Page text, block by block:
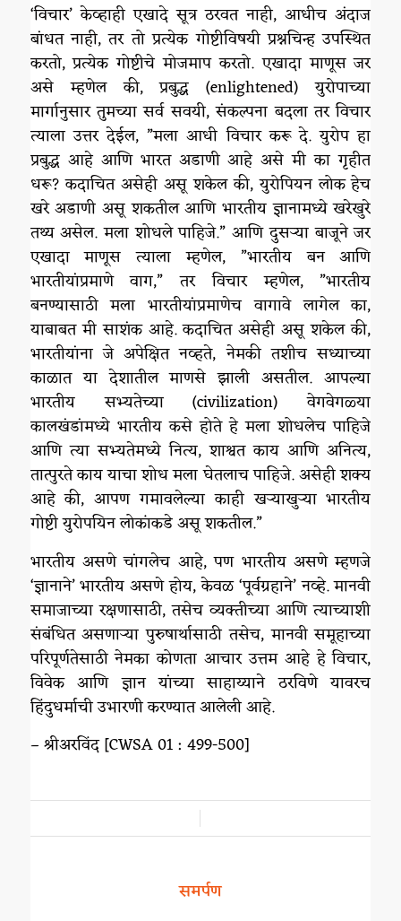
‘विचार’ केव्हाही एखादे सूत्र ठरवत नाही, आधीच अंदाज
बांधत नाही, तर तो प्रत्येक गोष्टीविषयी प्रश्नचिन्ह उपस्थित
करतो, प्रत्येक गोष्टीचे मोजमाप करतो. एखादा माणूस जर
असे म्हणेल की, प्रबुद्ध (enlightened) युरोपाच्या
मार्गानुसार तुमच्या सर्व सवयी, संकल्पना बदला तर विचार
त्याला उत्तर देईल, ”मला आधी विचार करू दे. युरोप हा
प्रबुद्ध आहे आणि भारत अडाणी आहे असे मी का गृहीत
धरू? कदाचित असेही असू शकेल की, युरोपियन लोक हेच
खरे अडाणी असू शकतील आणि भारतीय ज्ञानामध्ये खरेखुरे
तथ्य असेल. मला शोधले पाहिजे.” आणि दुसऱ्या बाजूने जर
एखादा माणूस त्याला म्हणेल, ”भारतीय बन आणि
भारतीयांप्रमाणे वाग,” तर विचार म्हणेल, ”भारतीय
बनण्यासाठी मला भारतीयांप्रमाणेच वागावे लागेल का,
याबाबत मी साशंक आहे. कदाचित असेही असू शकेल की,
भारतीयांना जे अपेक्षित नव्हते, नेमकी तशीच सध्याच्या
काळात या देशातील माणसे झाली असतील. आपल्या
भारतीय सभ्यतेच्या (civilization) वेगवेगळ्या
कालखंडांमध्ये भारतीय कसे होते हे मला शोधलेच पाहिजे
आणि त्या सभ्यतेमध्ये नित्य, शाश्वत काय आणि अनित्य,
तात्पुरते काय याचा शोध मला घेतलाच पाहिजे. असेही शक्य
आहे की, आपण गमावलेल्या काही खऱ्याखुऱ्या भारतीय
गोष्टी युरोपयिन लोकांकडे असू शकतील.”
भारतीय असणे चांगलेच आहे, पण भारतीय असणे म्हणजे
‘ज्ञानाने’ भारतीय असणे होय, केवळ ‘पूर्वग्रहाने’ नव्हे. मानवी
समाजाच्या रक्षणासाठी, तसेच व्यक्तीच्या आणि त्याच्याशी
संबंधित असणाऱ्या पुरुषार्थासाठी तसेच, मानवी समूहाच्या
परिपूर्णतेसाठी नेमका कोणता आचार उत्तम आहे हे विचार,
विवेक आणि ज्ञान यांच्या साहाय्याने ठरविणे यावरच
हिंदुधर्माची उभारणी करण्यात आलेली आहे.
– श्रीअरविंद [CWSA 01 : 499-500]
समर्पण